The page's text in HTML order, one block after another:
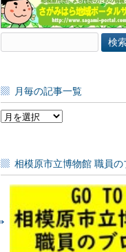
索:
月毎の記事一覧
月
記
事
相模原市立博物館 職員の